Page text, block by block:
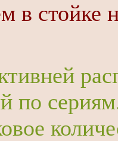
в стойке
по